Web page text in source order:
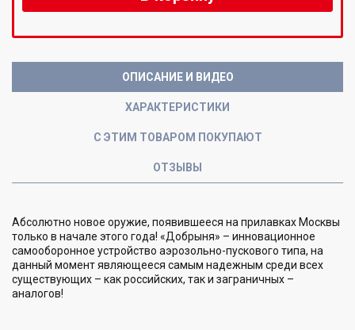
ОПИСАНИЕ И ВИДЕО
ХАРАКТЕРИСТИКИ
С ЭТИМ ТОВАРОМ ПОКУПАЮТ
ОТЗЫВЫ
Абсолютно новое оружие, появившееся на прилавках Москвы
только в начале этого года! «Добрыня» – инновационное
самооборонное устройство аэрозольно-пускового типа, на
данный момент являющееся самым надежным среди всех
существующих – как российских, так и заграничных –
аналогов!